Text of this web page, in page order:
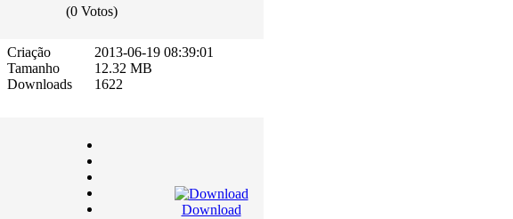
(0 Votos)
Criação
Tamanho
Downloads
2013-06-19 08:39:01
12.32 MB
1622
Download